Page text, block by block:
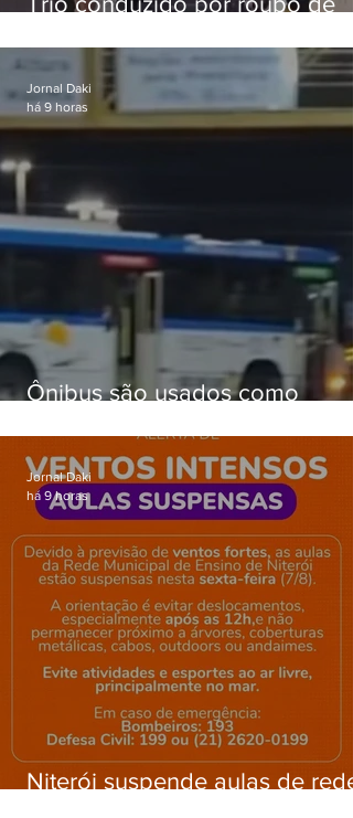
passagens
Ônibus são usados como
Gardênia Azul
Jornal Daki
há 9 horas
Niterói suspende aulas de rede
Jornal Daki
há 9 horas